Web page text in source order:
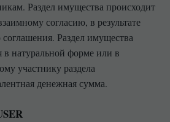
Раздел имущества происходит
согласию, в результате
Раздел имущества
в натуральной форме или в
участнику раздела
денежная сумма.